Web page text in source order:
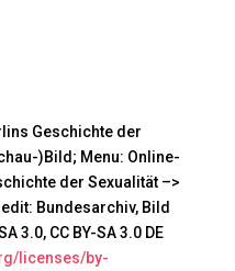
Geschichte der
)Bild; Menu: Online-
der Sexualität –>
Bundesarchiv, Bild
3.0, CC BY-SA 3.0 DE
licenses/by-